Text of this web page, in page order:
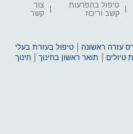
טיפול בהפרעות
קשב וריכוז
צור
קשר
עזרה ראשונה |טיפול בעזרת בעלי
טיולים תואר ראשון בחינוך |חינוך